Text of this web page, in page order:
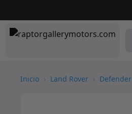
Inicio › Land Rover › Defender